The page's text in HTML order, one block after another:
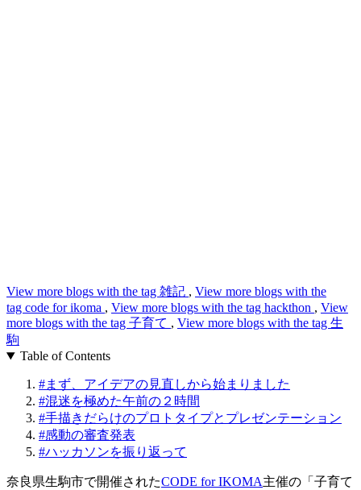
View more blogs with the tag 雑記 , View more blogs with the
tag code for ikoma , View more blogs with the tag hackthon , View
more blogs with the tag 子育て , View more blogs with the tag 生
駒
Table of Contents
#まず、アイデアの見直しから始まりました
#混迷を極めた午前の２時間
#手描きだらけのプロトタイプとプレゼンテーション
#感動の審査発表
#ハッカソンを振り返って
奈良県生駒市で開催されたCODE for IKOMA主催の「子育て